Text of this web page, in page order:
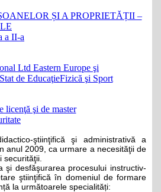
ȘI A PROPRIETĂȚII –
a II-a
Ltd Eastern Europe şi
de EducaţieFizică şi Sport
licenţă şi de master
ştiinţifică şi administrativă a
anul 2009, ca urmare a necesităţii de
desfăşurarea procesului instructiv-
ştiinţifică în domeniul de formare
la următoarele specialități: